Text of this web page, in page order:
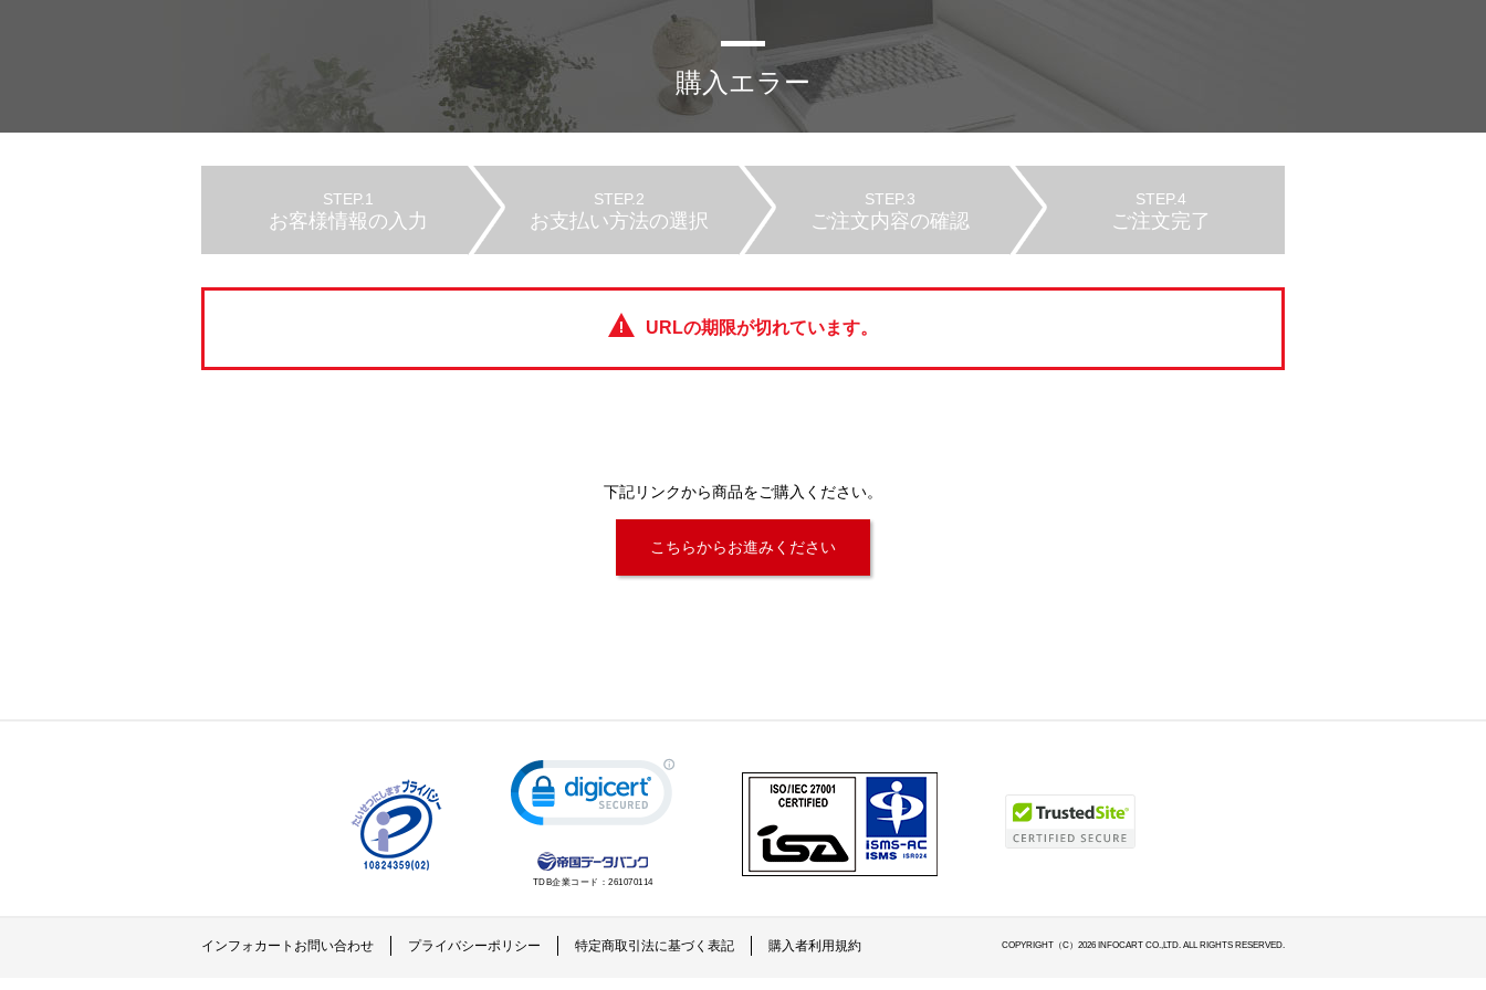
購入エラー
STEP.1
お客様情報の入力
STEP.2
お支払い方法の選択
STEP.3
ご注文内容の確認
STEP.4
ご注文完了
URLの期限が切れています。
下記リンクから商品をご購入ください。
こちらからお進みください
TDB企業コード： 261070114
インフォカートお問い合わせ プライバシーポリシー 特定商取引法に基づく表記 購入者利用規約 COPYRIGHT（C）2026 INFOCART CO.,LTD. ALL RIGHTS RESERVED.